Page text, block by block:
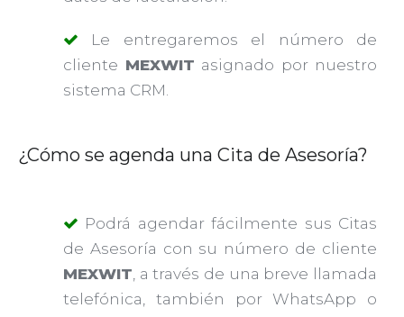
Le entregaremos el número de
cliente MEXWIT asignado por nuestro
sistema CRM.
¿Cómo se agenda una Cita de Asesoría?
Podrá agendar fácilmente sus Citas
de Asesoría con su número de cliente
MEXWIT, a través de una breve llamada
telefónica, también por WhatsApp o